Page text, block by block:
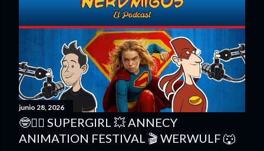
junio 28, 2026
🤓🦸‍♀️ SUPERGIRL 💥 ANNECY
ANIMATION FESTIVAL 🎬 WERWULF 🐺